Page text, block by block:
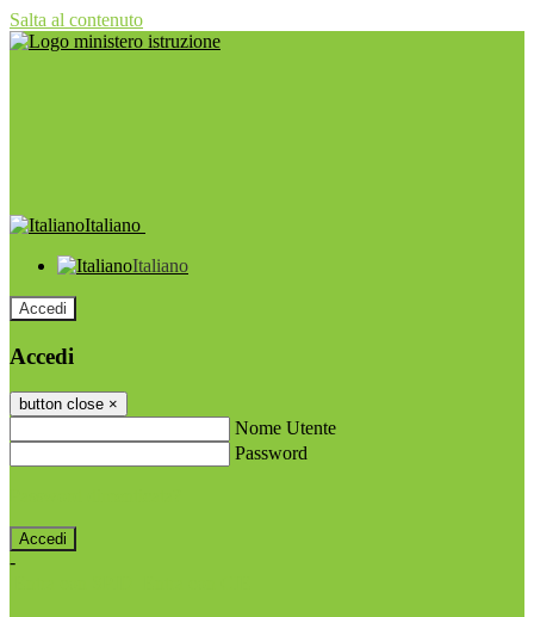
Salta al contenuto
Italiano
Italiano
Accedi
Accedi
button close ×
Nome Utente
Password
-